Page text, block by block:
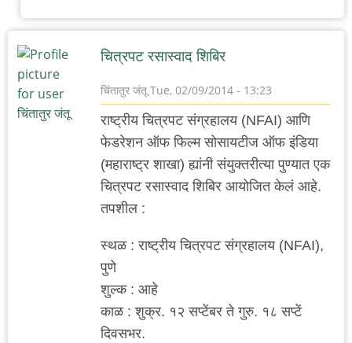
चित्रपट रसास्वाद शिबिर
चिंतातुर जंतूTue, 02/09/2014 - 13:23
राष्ट्रीय चित्रपट संग्रहालय (NFAI) आणि
फेडरेशन ऑफ फिल्म सोसायटीज ऑफ इंडिया
(महाराष्ट्र शाखा) ह्यांनी संयुक्तरीत्या पुण्यात एक
चित्रपट रसास्वाद शिबिर आयोजित केलं आहे.
तपशील :
स्थळ : राष्ट्रीय चित्रपट संग्रहालय (NFAI),
पुणे
शुल्क : आहे
काळ : शुक्र. १२ सप्टेंबर ते गुरु. १८ सप्टें
दिवसभर.